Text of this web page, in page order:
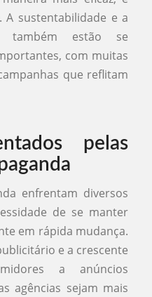
A sustentabilidade e a
também estão se
com muitas
que reflitam
pelas
enfrentam diversos
de se manter
em rápida mudança.
e a crescente
a anúncios
agências sejam mais